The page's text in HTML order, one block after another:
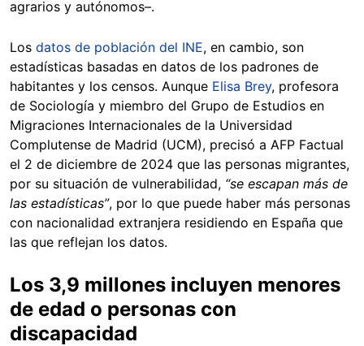
agrarios y autónomos–.
Los datos de población del INE, en cambio, son
estadísticas basadas en datos de los padrones de
habitantes y los censos. Aunque Elisa Brey, profesora
de Sociología y miembro del Grupo de Estudios en
Migraciones Internacionales de la Universidad
Complutense de Madrid (UCM), precisó a AFP Factual
el 2 de diciembre de 2024 que las personas migrantes,
por su situación de vulnerabilidad, “se escapan más de
las estadísticas”, por lo que puede haber más personas
con nacionalidad extranjera residiendo en España que
las que reflejan los datos.
Los 3,9 millones incluyen menores
de edad o personas con
discapacidad